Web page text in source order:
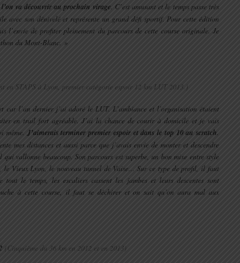
va découvrir au prochain virage. C’est amusant et le temps passe très
avec son dénivelé et représente un grand défi sportif. Pour cette édition
l’envie de profiter pleinement du parcours de cette course originale. Je
du Mont-Blanc. »
en STAPS à Lyon, premier catégorie espoir 12 km LUT 2013.)
car l’an dernier j’ai adoré le LUT. L’ambiance et l’organisation étaient
en trail fort agréable. J’ai la chance de courir à domicile et je vais
même. J’aimerais terminer premier espoir et dans le top 10 au scratch.
mes distances et aussi parce que j’avais envie de monter et descendre
vallonne beaucoup. Son parcours est superbe, un bon mixe entre style
Vieux Lyon, le nouveau tunnel de Vaise… Sur ce type de profil, il faut
le temps, les escaliers cassent les jambes et leurs descentes sont
à cette course, il faut se déchirer et on sait qu’on aura mal aux
(Cinquième du 36 km en 2012 et en 2013)